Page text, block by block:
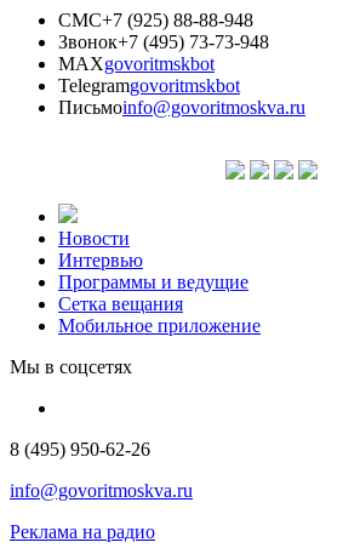
СМС+7 (925) 88-88-948
Звонок+7 (495) 73-73-948
MAXgovoritmskbot
Telegramgovoritmskbot
Письмоinfo@govoritmoskva.ru
Новости
Интервью
Программы и ведущие
Сетка вещания
Мобильное приложение
Мы в соцсетях
8 (495) 950-62-26
info@govoritmoskva.ru
Реклама на радио